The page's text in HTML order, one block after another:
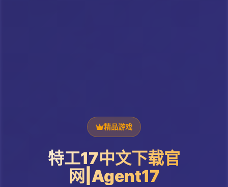
精品游戏
特工17中文下载官
网|Agent17